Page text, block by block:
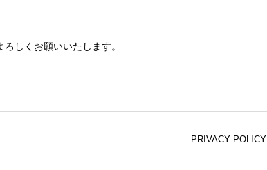
しくお願いいたします。
PRIVACY POLICY